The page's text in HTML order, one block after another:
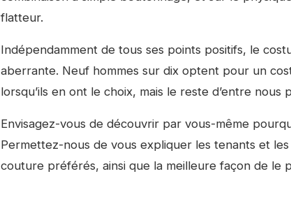
flatteur.
Indépendamment de tous ses points positifs, le
aberrante. Neuf hommes sur dix optent pour un
lorsqu’ils en ont le choix, mais le reste d’entre nous
Envisagez-vous de découvrir par vous-même
Permettez-nous de vous expliquer les tenants et
couture préférés, ainsi que la meilleure façon de le